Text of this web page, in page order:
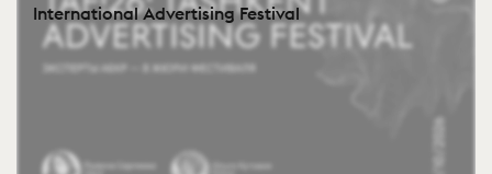
International Advertising Festival